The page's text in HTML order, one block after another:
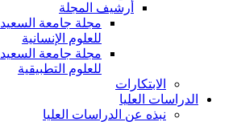
أرشيف المجلة
مجلة جامعة السعيد
للعلوم الإنسانية
مجلة جامعة السعيد
للعلوم التطبيقية
الابتكارات
الدراسات العليا
نبذه عن الدراسات العليا